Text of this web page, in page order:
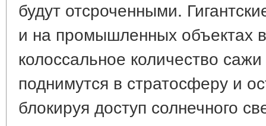
будут отсроченными.
и на промышленных объектах
колоссальное количество
поднимутся в стратосферу и
блокируя доступ солнечного